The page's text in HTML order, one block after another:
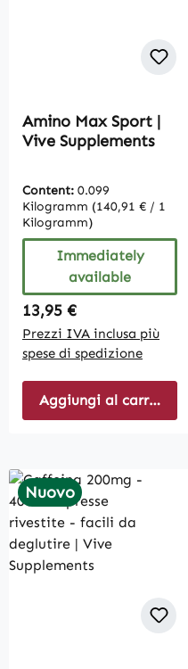
Amino Max Sport |
Vive Supplements
Content: 0.099
Kilogramm (140,91 € / 1
Kilogramm)
Immediately
available
Regular price:
13,95 €
Prezzi IVA inclusa più
spese di spedizione
Aggiungi al carrello
Nuovo